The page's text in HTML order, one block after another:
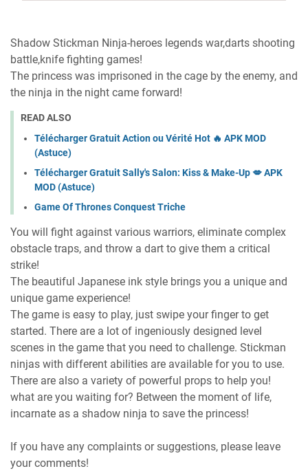
Shadow Stickman Ninja-heroes legends war,darts shooting
battle,knife fighting games!
The princess was imprisoned in the cage by the enemy, and
the ninja in the night came forward!
READ ALSO
Télécharger Gratuit Action ou Vérité Hot 🔥 APK MOD
(Astuce)
Télécharger Gratuit Sally's Salon: Kiss & Make-Up 💋 APK
MOD (Astuce)
Game Of Thrones Conquest Triche
You will fight against various warriors, eliminate complex
obstacle traps, and throw a dart to give them a critical
strike!
The beautiful Japanese ink style brings you a unique and
unique game experience!
The game is easy to play, just swipe your finger to get
started. There are a lot of ingeniously designed level
scenes in the game that you need to challenge. Stickman
ninjas with different abilities are available for you to use.
There are also a variety of powerful props to help you!
what are you waiting for? Between the moment of life,
incarnate as a shadow ninja to save the princess!
If you have any complaints or suggestions, please leave
your comments!